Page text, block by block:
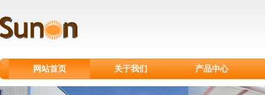
网站首页 关于我们 产品中心
淀粉餐具